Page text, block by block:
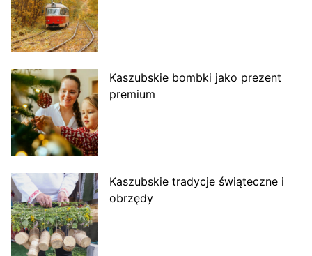
Kaszubskie bombki jako prezent
premium
Kaszubskie tradycje świąteczne i
obrzędy